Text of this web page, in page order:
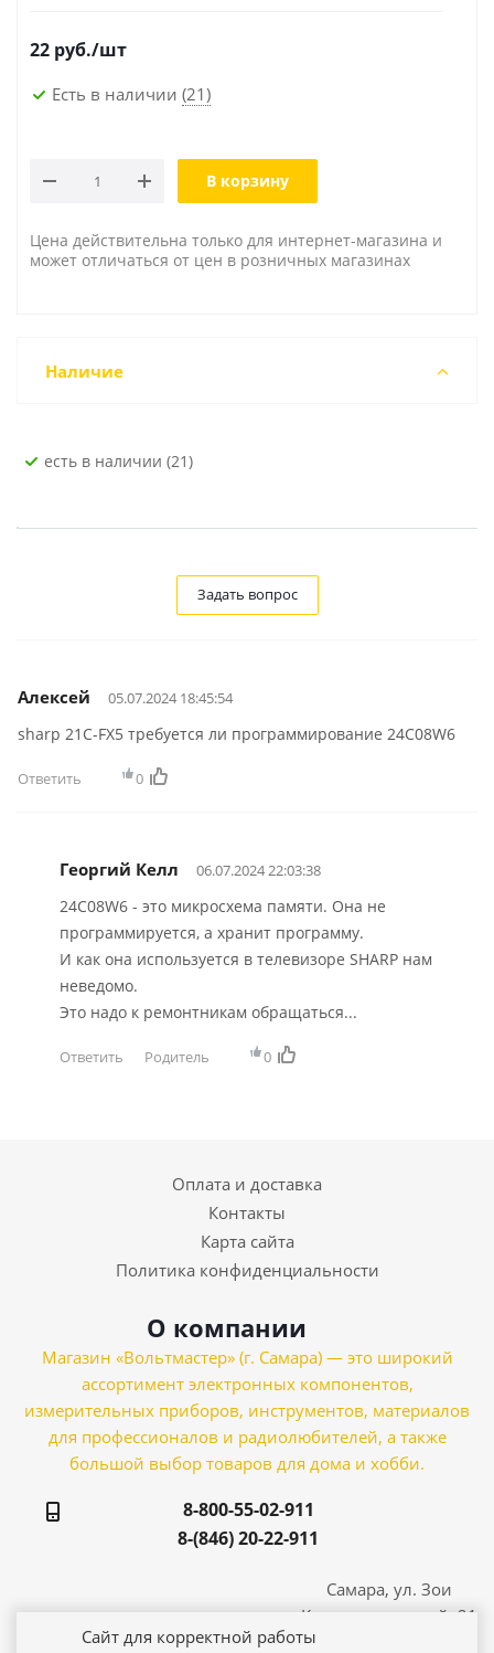
22 руб./шт
Есть в наличии (21)
В корзину
Цена действительна только для интернет-магазина и
может отличаться от цен в розничных магазинах
Наличие
Есть в наличии (21)
Задать вопрос
Алексей 05.07.2024 18:45:54
sharp 21C-FX5 требуется ли программирование 24C08W6
Ответить 0
Георгий Келл 06.07.2024 22:03:38
24C08W6 - это микросхема памяти. Она не
программируется, а хранит программу.
И как она используется в телевизоре SHARP нам
неведомо.
Это надо к ремонтникам обращаться...
Ответить Родитель 0
Оплата и доставка
Контакты
Карта сайта
Политика конфиденциальности
О компании
Магазин «Вольтмастер» (г. Самара) — это широкий
ассортимент электронных компонентов,
измерительных приборов, инструментов, материалов
для профессионалов и радиолюбителей, а также
большой выбор товаров для дома и хобби.
8-800-55-02-911
8-(846) 20-22-911
Самара, ул. Зои
Космодемьянской, 21
Сайт для корректной работы